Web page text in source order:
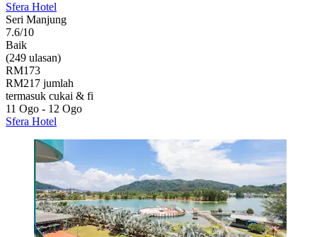
Sfera Hotel
Seri Manjung
7.6/10
Baik
(249 ulasan)
RM173
RM217 jumlah
termasuk cukai & fi
11 Ogo - 12 Ogo
Sfera Hotel